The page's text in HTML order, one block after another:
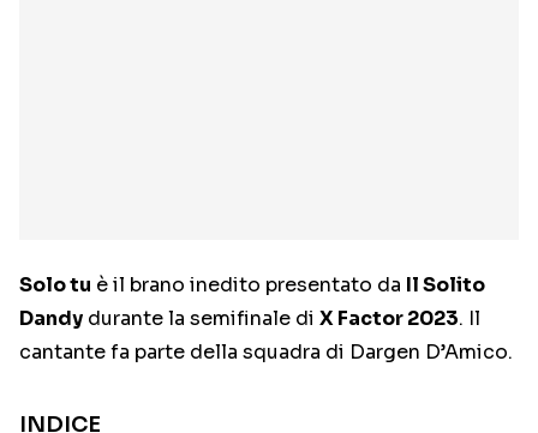
Solo tu è il brano inedito presentato da Il Solito
Dandy durante la semifinale di X Factor 2023. Il
cantante fa parte della squadra di Dargen D’Amico.
INDICE